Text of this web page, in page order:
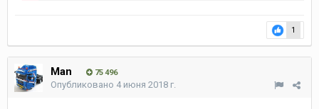
1
Man 75 496
Опубликовано 4 июня 2018 г.